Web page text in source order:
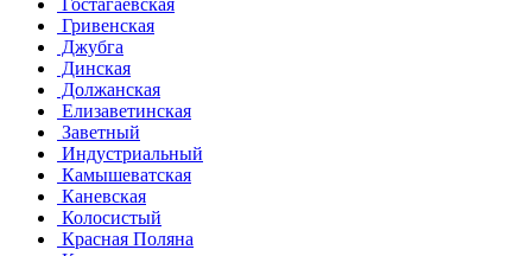
Гостагаевская
Гривенская
Джубга
Динская
Должанская
Елизаветинская
Заветный
Индустриальный
Камышеватская
Каневская
Колосистый
Красная Поляна